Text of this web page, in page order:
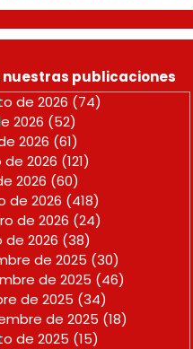
nuestras publicaciones
de 2026 (74)
2026 (52)
2026 (61)
2026 (121)
2026 (60)
de 2026 (418)
de 2026 (24)
de 2026 (38)
de 2025 (30)
de 2025 (46)
de 2025 (34)
de 2025 (18)
de 2025 (15)